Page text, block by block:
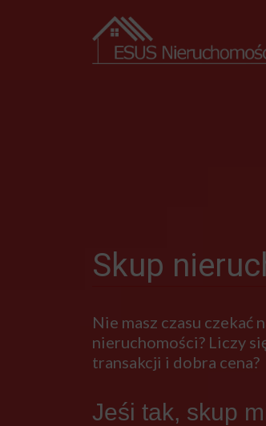
Skup
Nie masz czasu czekać
nieruchomości? Liczy
transakcji i dobra cena?
Jeśi tak, skup